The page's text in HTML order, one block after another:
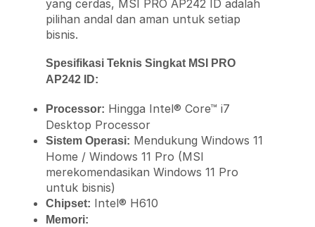
yang cerdas, MSI PRO AP242 ID adalah
pilihan andal dan aman untuk setiap
bisnis.
Spesifikasi Teknis Singkat MSI PRO
AP242 ID:
Processor: Hingga Intel® Core™ i7
Desktop Processor
Sistem Operasi: Mendukung Windows 11
Home / Windows 11 Pro (MSI
merekomendasikan Windows 11 Pro
untuk bisnis)
Chipset: Intel® H610
Memori: